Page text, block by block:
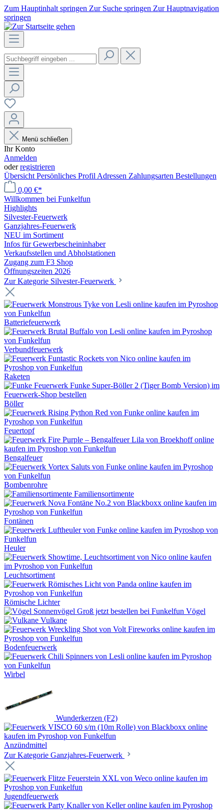
Zum Hauptinhalt springen Zur Suche springen Zur Hauptnavigation
springen
Menü schließen
Ihr Konto
Anmelden
oderregistrieren
Übersicht Persönliches Profil Adressen Zahlungsarten Bestellungen
0,00 €*
Willkommen bei Funkelfun
Highlights
Silvester-Feuerwerk
Ganzjahres-Feuerwerk
NEU im Sortiment
Infos für Gewerbescheininhaber
Verkaufsstellen und Abholstationen
Zugang zum F3 Shop
Öffnungszeiten 2026
Zur Kategorie Silvester-Feuerwerk
Batteriefeuerwerk
Verbundfeuerwerk
Raketen
Böller
Feuertopf
Bengalfeuer
Bombenrohre
Familiensortimente
Fontänen
Heuler
Leuchtsortiment
Römische Lichter
Vögel
Vulkane
Bodenfeuerwerk
Wirbel
Wunderkerzen (F2)
Anzündmittel
Zur Kategorie Ganzjahres-Feuerwerk
Jugendfeuerwerk